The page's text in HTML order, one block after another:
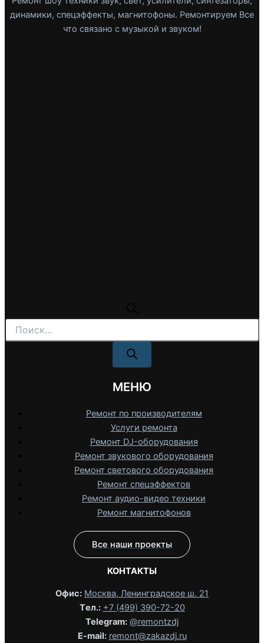
динамики, спецэффекты, магнитофоны. Ремонтируем Все
что связано с музыкой и звуком!
Поиск
товаров
МЕНЮ
Ремонт по производителям
Услуги ремонта
Ремонт DJ-оборудования
Ремонт звукового оборудования
Ремонт светового оборудования
Ремонт спецэффектов
Ремонт аудио-видео техники
Ремонт магнитофонов
Все наши проекты
КОНТАКТЫ
Офис: Москва, Ленинградское ш. 21
Tел.: +7 (499) 390-72-20
Telegram: @remontzdj‬
E-mail: remont@zakazdj.ru